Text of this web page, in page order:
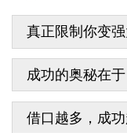
真正限制你变
成功的奥秘在
借口越多，成